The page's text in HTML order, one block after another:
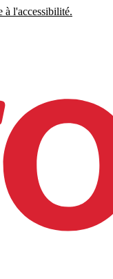
à l'accessibilité.